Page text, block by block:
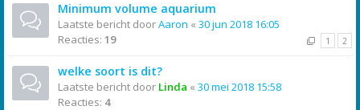
Minimum volume aquarium
Laatste bericht doorAaron « 30 jun 2018 16:05
Reacties: 19 1 2
welke soort is dit?
Laatste bericht door Linda « 30 mei 2018 15:58
Reacties: 4